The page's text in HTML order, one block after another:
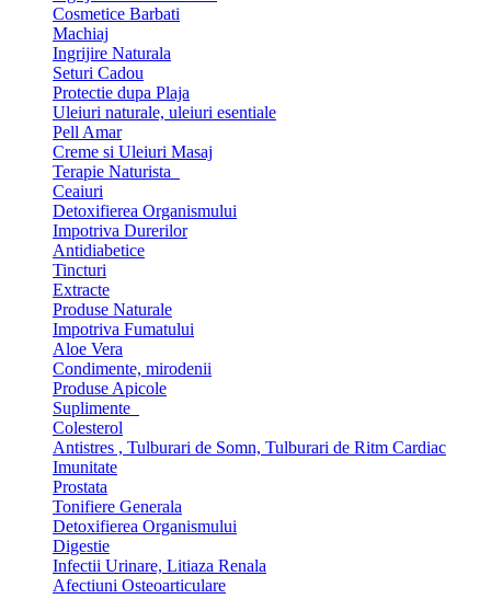
Cosmetice Barbati
Machiaj
Ingrijire Naturala
Seturi Cadou
Protectie dupa Plaja
Uleiuri naturale, uleiuri esentiale
Pell Amar
Creme si Uleiuri Masaj
Terapie Naturista
Ceaiuri
Detoxifierea Organismului
Impotriva Durerilor
Antidiabetice
Tincturi
Extracte
Produse Naturale
Impotriva Fumatului
Aloe Vera
Condimente, mirodenii
Produse Apicole
Suplimente
Colesterol
Antistres , Tulburari de Somn, Tulburari de Ritm Cardiac
Imunitate
Prostata
Tonifiere Generala
Detoxifierea Organismului
Digestie
Infectii Urinare, Litiaza Renala
Afectiuni Osteoarticulare